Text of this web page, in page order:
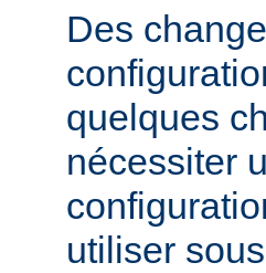
Des
quelques
nécessiter
utiliser